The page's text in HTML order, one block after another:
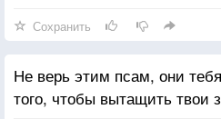
Сохранить
Не верь этим псам, они
того, чтобы вытащить твои